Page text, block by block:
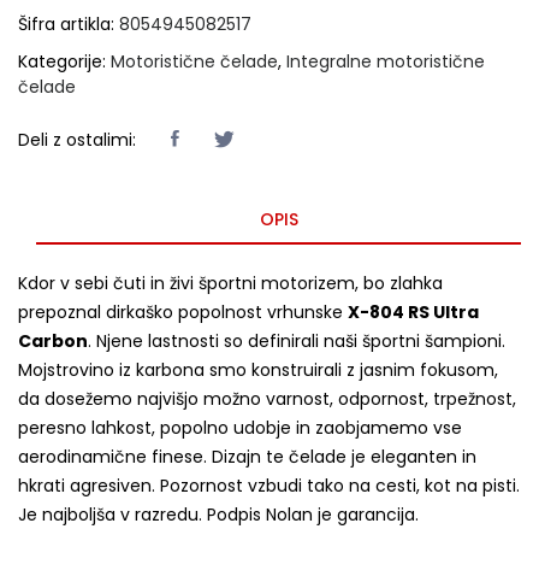
Šifra artikla: 8054945082517
Kategorije: Motoristične čelade, Integralne motoristične
čelade
Deli z ostalimi:
OPIS
Kdor v sebi čuti in živi športni motorizem, bo zlahka
prepoznal dirkaško popolnost vrhunske X-804 RS Ultra
Carbon. Njene lastnosti so definirali naši športni šampioni.
Mojstrovino iz karbona smo konstruirali z jasnim fokusom,
da dosežemo najvišjo možno varnost, odpornost, trpežnost,
peresno lahkost, popolno udobje in zaobjamemo vse
aerodinamične finese. Dizajn te čelade je eleganten in
hkrati agresiven. Pozornost vzbudi tako na cesti, kot na pisti.
Je najboljša v razredu. Podpis Nolan je garancija.